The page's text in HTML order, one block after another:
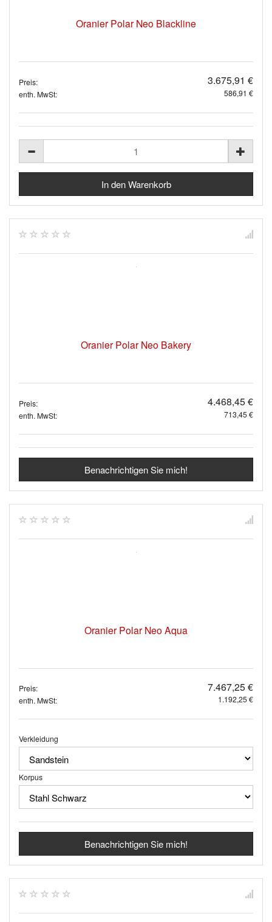
Oranier Polar Neo Blackline
Preis: 3.675,91 €
enth. MwSt: 586,91 €
Oranier Polar Neo Bakery
Preis: 4.468,45 €
enth. MwSt: 713,45 €
Benachrichtigen Sie mich!
Oranier Polar Neo Aqua
Preis: 7.467,25 €
enth. MwSt: 1.192,25 €
Verkleidung
Korpus
Benachrichtigen Sie mich!